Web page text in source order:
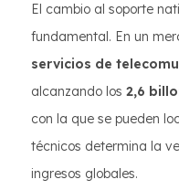
El cambio al soporte
fundamental. En un
servicios de
alcanzando los 2,6
con la que se pueden
técnicos determina la
ingresos globales.